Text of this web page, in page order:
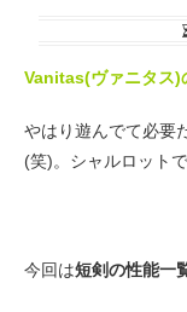
Vanitas(ヴァニタス)
やはり遊んでて必要
(笑)。シャルロット
今回は短剣の性能一